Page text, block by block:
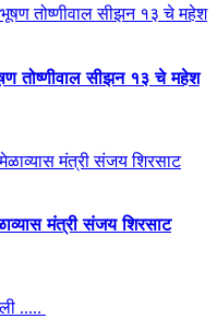
तोष्णीवाल सीझन १३ चे महेश
मंत्री संजय शिरसाट